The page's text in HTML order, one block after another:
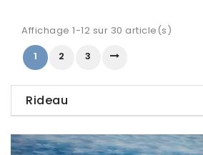
Affichage 1-12 sur 30 article(s)
1
2 3
Rideau